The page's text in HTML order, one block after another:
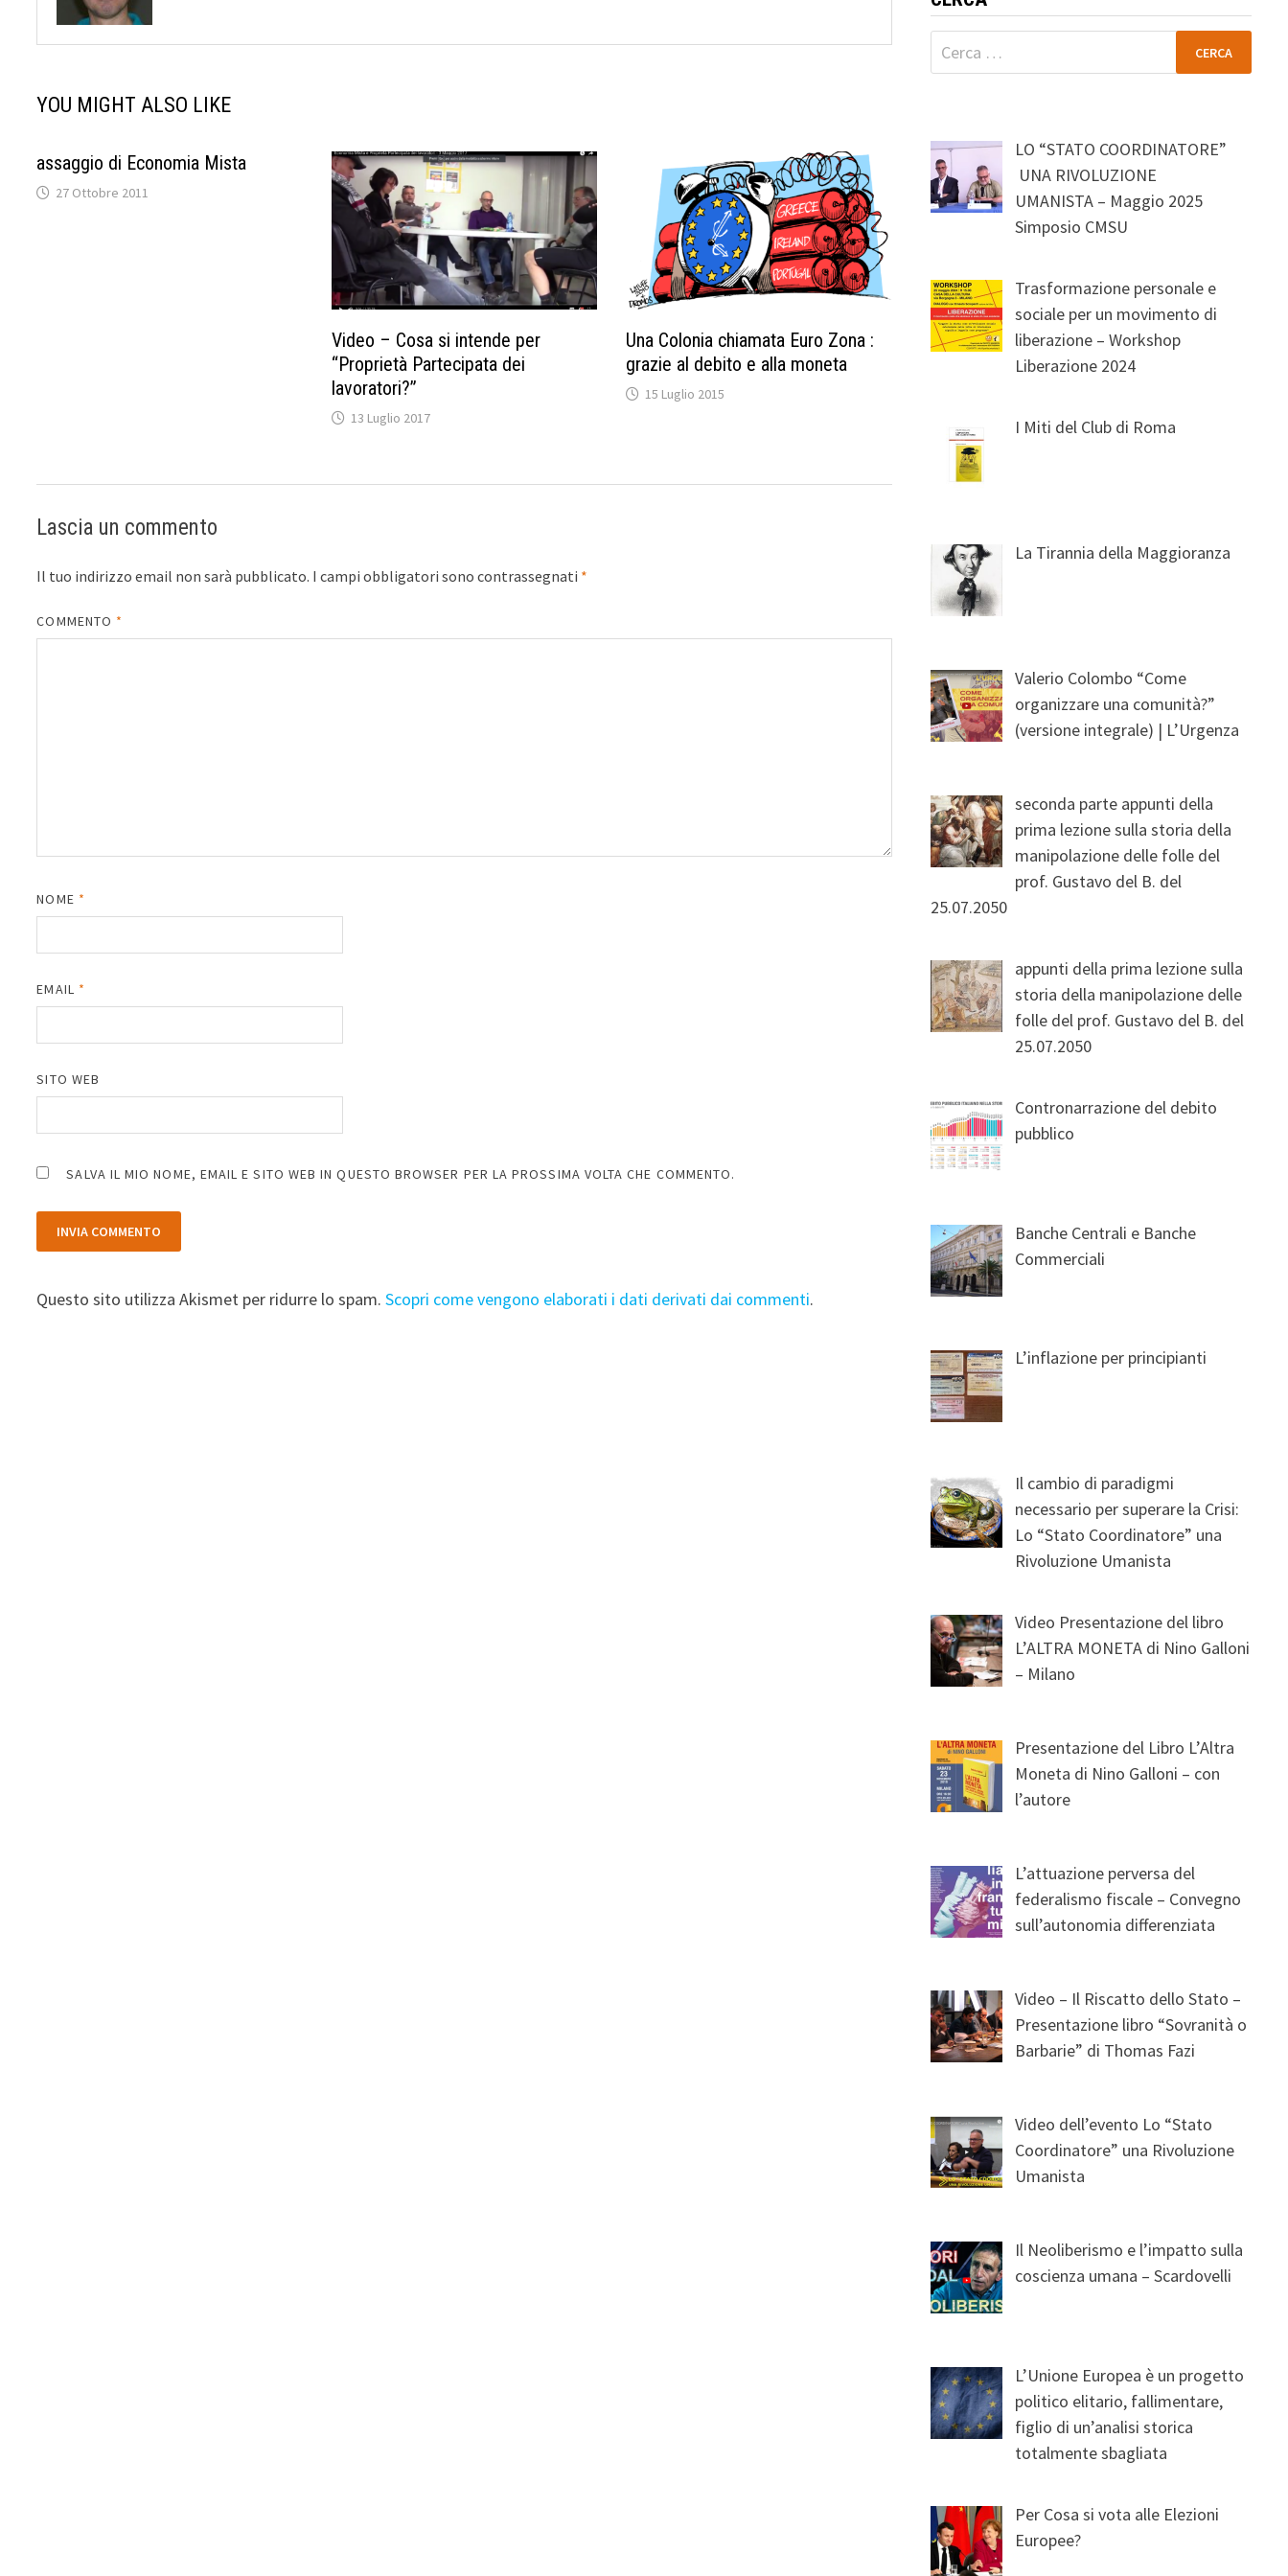
YOU MIGHT ALSO LIKE
assaggio di Economia Mista
27 Ottobre 2011
Video – Cosa si intende per
“Proprietà Partecipata dei
lavoratori?”
13 Luglio 2017
Una Colonia chiamata Euro Zona :
grazie al debito e alla moneta
15 Luglio 2015
Lascia un commento
Il tuo indirizzo email non sarà pubblicato. I campi obbligatori sono contrassegnati *
COMMENTO *
NOME *
EMAIL *
SITO WEB
SALVA IL MIO NOME, EMAIL E SITO WEB IN QUESTO BROWSER PER LA PROSSIMA VOLTA CHE COMMENTO.
Questo sito utilizza Akismet per ridurre lo spam.Scopri come vengono elaborati i dati derivati dai commenti.
Ricerca
per:
LO “STATO COORDINATORE”
UNA RIVOLUZIONE
UMANISTA – Maggio 2025
Simposio CMSU
Trasformazione personale e
sociale per un movimento di
liberazione – Workshop
Liberazione 2024
I Miti del Club di Roma
La Tirannia della Maggioranza
Valerio Colombo “Come
organizzare una comunità?”
(versione integrale) | L’Urgenza
seconda parte appunti della
prima lezione sulla storia della
manipolazione delle folle del
prof. Gustavo del B. del
25.07.2050
appunti della prima lezione sulla
storia della manipolazione delle
folle del prof. Gustavo del B. del
25.07.2050
Contronarrazione del debito
pubblico
Banche Centrali e Banche
Commerciali
L’inflazione per principianti
Il cambio di paradigmi
necessario per superare la Crisi:
Lo “Stato Coordinatore” una
Rivoluzione Umanista
Video Presentazione del libro
L’ALTRA MONETA di Nino Galloni
– Milano
Presentazione del Libro L’Altra
Moneta di Nino Galloni – con
l’autore
L’attuazione perversa del
federalismo fiscale – Convegno
sull’autonomia differenziata
Video – Il Riscatto dello Stato –
Presentazione libro “Sovranità o
Barbarie” di Thomas Fazi
Video dell’evento Lo “Stato
Coordinatore” una Rivoluzione
Umanista
Il Neoliberismo e l’impatto sulla
coscienza umana – Scardovelli
L’Unione Europea è un progetto
politico elitario, fallimentare,
figlio di un’analisi storica
totalmente sbagliata
Per Cosa si vota alle Elezioni
Europee?